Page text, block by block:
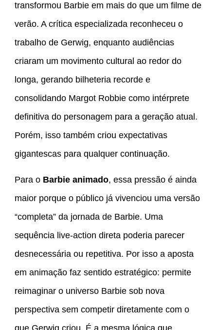
transformou Barbie em mais do que um filme de
verão. A crítica especializada reconheceu o
trabalho de Gerwig, enquanto audiências
criaram um movimento cultural ao redor do
longa, gerando bilheteria recorde e
consolidando Margot Robbie como intérprete
definitiva do personagem para a geração atual.
Porém, isso também criou expectativas
gigantescas para qualquer continuação.
Para o Barbie animado, essa pressão é ainda
maior porque o público já vivenciou uma versão
“completa” da jornada de Barbie. Uma
sequência live-action direta poderia parecer
desnecessária ou repetitiva. Por isso a aposta
em animação faz sentido estratégico: permite
reimaginar o universo Barbie sob nova
perspectiva sem competir diretamente com o
que Gerwig criou. É a mesma lógica que